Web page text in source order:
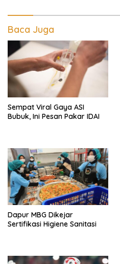
Baca Juga
Sempat Viral Gaya ASI
Bubuk, Ini Pesan Pakar IDAI
Dapur MBG Dikejar
Sertifikasi Higiene Sanitasi